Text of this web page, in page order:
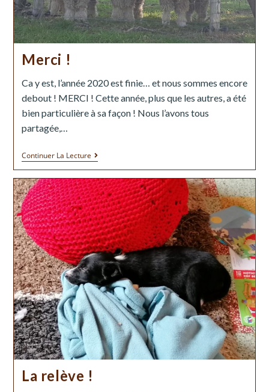
Merci !
Ca y est, l’année 2020 est finie… et nous sommes encore
debout ! MERCI ! Cette année, plus que les autres, a été
bien particulière à sa façon ! Nous l’avons tous
partagée,…
Continuer La Lecture
La relève !